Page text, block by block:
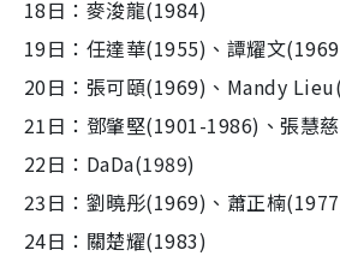
18日：麥浚龍(1984)
19日：任達華(1955)、譚耀文
20日：張可頤(1969)、Mandy
21日：鄧肇堅(1901-1986)、張慧
22日：DaDa(1989)
23日：劉曉彤(1969)、蕭正楠
24日：關楚耀(1983)